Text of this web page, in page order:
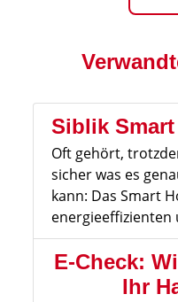
Siblik Smart
Oft gehört,
sicher was es
kann: Das Smart
energieeffizienten
E-Check:
Ihr